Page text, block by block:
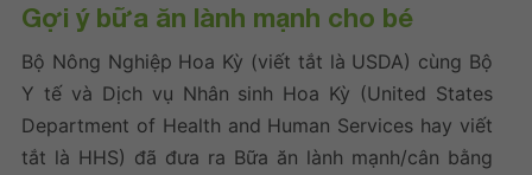
Gợi ý bữa ăn lành mạnh cho bé
Bộ Nông Nghiệp Hoa Kỳ (viết tắt là USDA) cùng Bộ
Y tế và Dịch vụ Nhân sinh Hoa Kỳ (United States
Department of Health and Human Services hay viết
tắt là HHS) đã đưa ra Bữa ăn lành mạnh/cân bằng